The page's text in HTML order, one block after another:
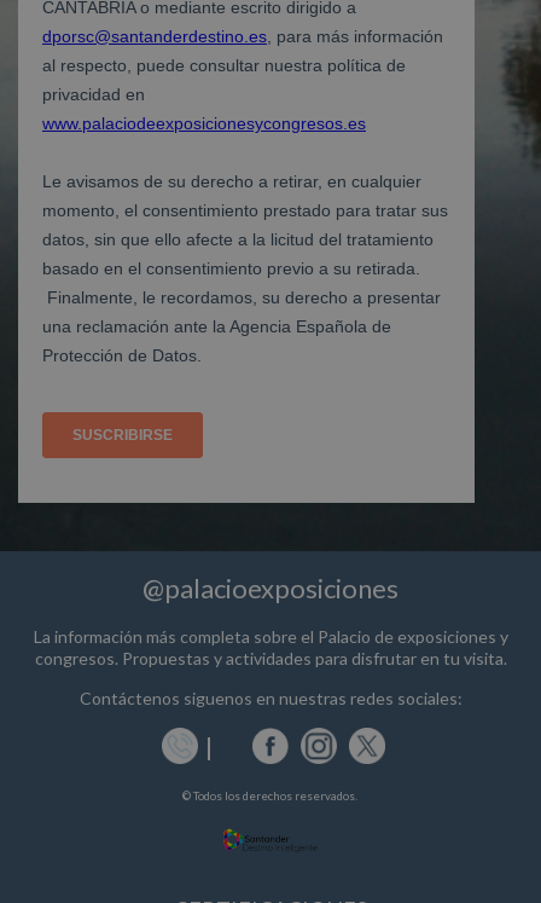
@palacioexposiciones
La información más completa sobre el Palacio de exposiciones y
congresos. Propuestas y actividades para disfrutar en tu visita.
Contáctenos siguenos en nuestras redes sociales:
© Todos los derechos reservados.